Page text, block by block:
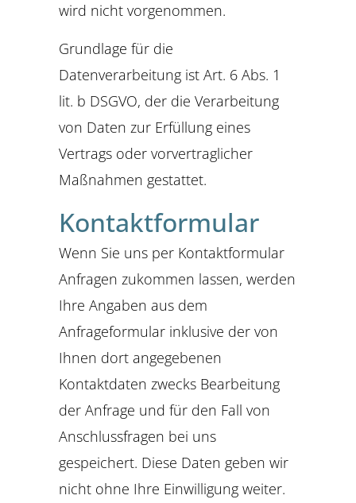
wird nicht vorgenommen.
Grundlage für die
Datenverarbeitung ist Art. 6 Abs. 1
lit. b DSGVO, der die Verarbeitung
von Daten zur Erfüllung eines
Vertrags oder vorvertraglicher
Maßnahmen gestattet.
Kontaktformular
Wenn Sie uns per Kontaktformular
Anfragen zukommen lassen, werden
Ihre Angaben aus dem
Anfrageformular inklusive der von
Ihnen dort angegebenen
Kontaktdaten zwecks Bearbeitung
der Anfrage und für den Fall von
Anschlussfragen bei uns
gespeichert. Diese Daten geben wir
nicht ohne Ihre Einwilligung weiter.